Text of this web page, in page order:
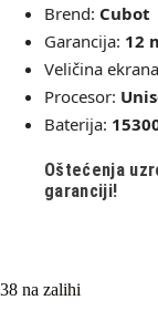
Brend: Cubot
Garancija: 12
Veličina
Procesor:
Baterija:
Oštećenja
garanciji!
38 na zalihi